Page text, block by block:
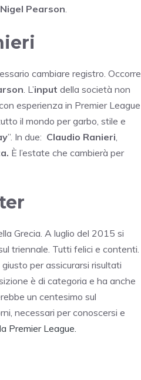
Nigel Pearson
cambiare registro. Occorre
. L’input della società non
esperienza in Premier League
il mondo per garbo, stile e
”. In due: Claudio Ranieri
È l’estate che cambierà per
Grecia. A luglio del 2015 si
triennale. Tutti felici e contenti.
giusto per assicurarsi risultati
è di categoria e ha anche
un centesimo sul
necessari per conoscersi e
la Premier League.